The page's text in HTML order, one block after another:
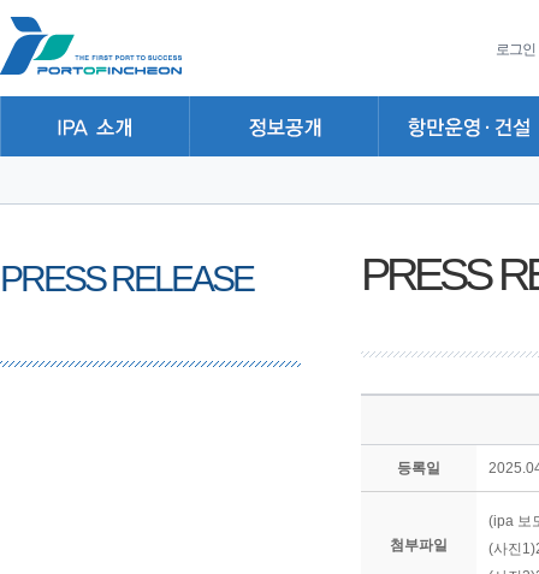
로그인
PRESS RELEASE PRESS
등록일
첨부파일
(ipa 보
(사진